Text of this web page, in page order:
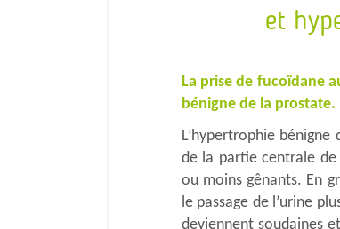
et
La prise de fucoïdane
bénigne de la prostate.
L’hypertrophie
de la partie centrale
ou moins gênants. En
le passage de l’urine
deviennent soudaines